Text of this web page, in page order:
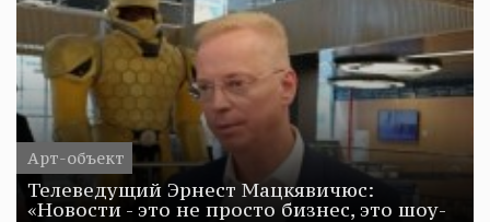
Арт-объект
Телеведущий Эрнест Мацкявичюс:
«Новости - это не просто бизнес, это шоу-